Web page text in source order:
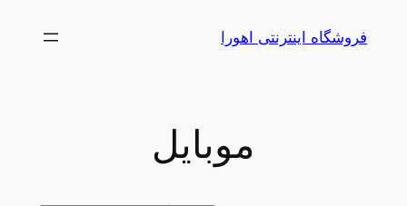
فروشگاه اینترنتی اهورا
موبایل